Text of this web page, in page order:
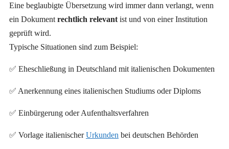
Eine beglaubigte Übersetzung wird immer dann verlangt, wenn
ein Dokument rechtlich relevant ist und von einer Institution
geprüft wird.
Typische Situationen sind zum Beispiel:
✅ Eheschließung in Deutschland mit italienischen Dokumenten
✅ Anerkennung eines italienischen Studiums oder Diploms
✅ Einbürgerung oder Aufenthaltsverfahren
✅ Vorlage italienischerUrkunden bei deutschen Behörden